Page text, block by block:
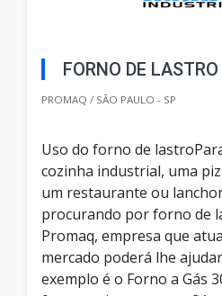
FORNO DE
PROMAQ / SÃO PAULO - SP
Uso do forno de
cozinha industrial, uma
um restaurante ou
procurando por forno de
Promaq, empresa que
mercado poderá lhe
exemplo é o Forno a Gás